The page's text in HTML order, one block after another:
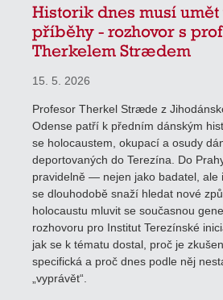
Historik dnes musí
příběhy - rozhovor s
Therkelem Strædem
15. 5. 2026
Profesor Therkel Stræde z
Odense patří k předním dánským
se holocaustem, okupací a osudy
deportovaných do Terezína. Do
pravidelně — nejen jako badatel, ale
se dlouhodobě snaží hledat nové
holocaustu mluvit se současnou
rozhovoru pro Institut Terezínské
jak se k tématu dostal, proč je
specifická a proč dnes podle něj
„vyprávět“.